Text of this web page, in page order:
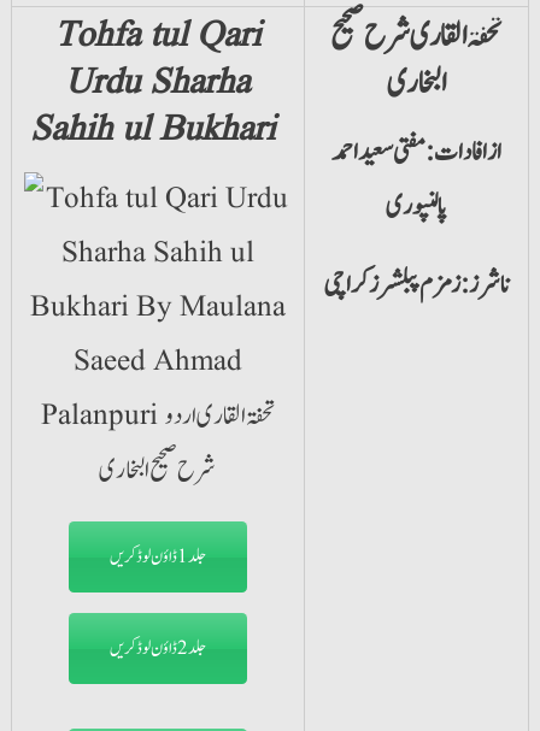
Tohfa tul Qari
Urdu Sharha
Sahih ul Bukhari
جلد1 ڈاؤن لوڈ کریں
جلد2 ڈاؤن لوڈ کریں
تحفۃ القاری شرح صحیح
البخاری
ازافادات: مفتی سعید احمد
پالنپوری
ناشرز: زمزم پبلشرزکراچی